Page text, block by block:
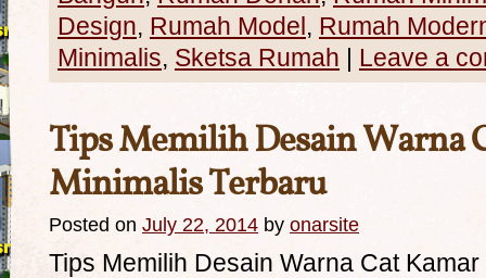
Design, Rumah Model, Rumah
Minimalis, Sketsa Rumah | Leave a
Tips Memilih Desain Warna
Minimalis Terbaru
Posted on July 22, 2014 by onarsite
Tips Memilih Desain Warna Cat